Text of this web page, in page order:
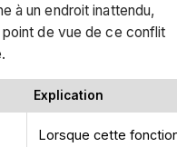
à un endroit inattendu,
point de vue de ce conflit
Explication
Lorsque cette